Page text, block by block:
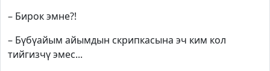
– Бирок эмне?!
– Бүбүайым айымдын скрипкасына эч ким кол
тийгизчү эмес...